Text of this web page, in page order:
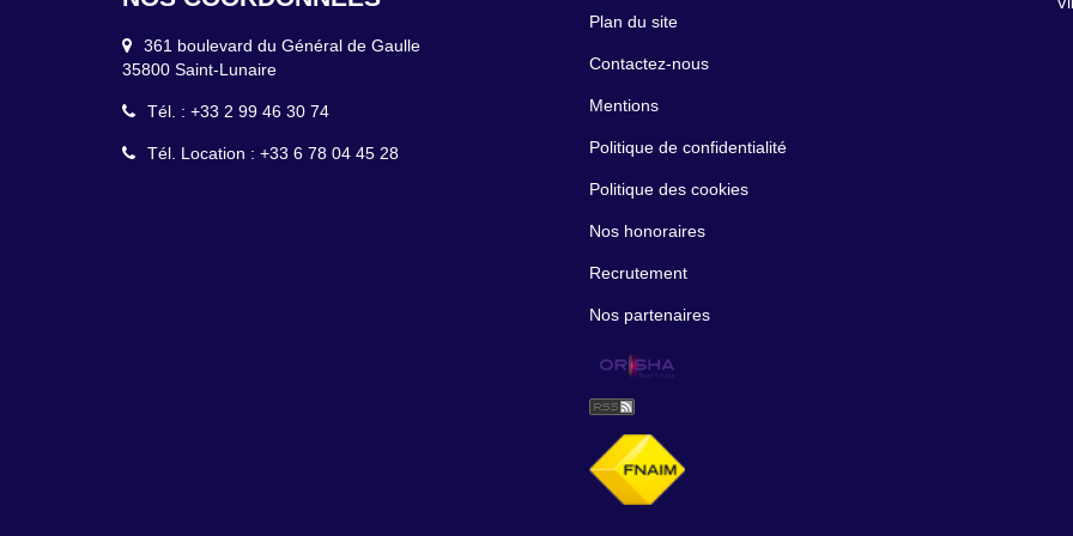
361 boulevard du Général de Gaulle
35800 Saint-Lunaire
Tél. : +33 2 99 46 30 74
Tél. Location : +33 6 78 04 45 28
Plan du site
Contactez-nous
Mentions
Politique de confidentialité
Politique des cookies
Nos honoraires
Recrutement
Nos partenaires